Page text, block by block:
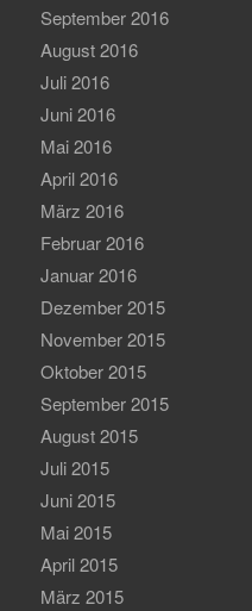
September 2016
August 2016
Juli 2016
Juni 2016
Mai 2016
April 2016
März 2016
Februar 2016
Januar 2016
Dezember 2015
November 2015
Oktober 2015
September 2015
August 2015
Juli 2015
Juni 2015
Mai 2015
April 2015
März 2015